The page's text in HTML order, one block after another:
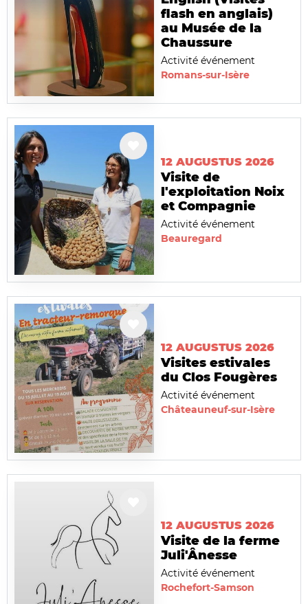
flash en anglais)
au Musée de la
Chaussure
Activité événement
Romans-sur-Isère
12 AUGUSTUS 2026
Visite de
l'exploitation Noix
et Compagnie
Activité événement
Beauregard
12 AUGUSTUS 2026
Visites estivales
du Clos Fougères
Activité événement
Châteauneuf-sur-Isère
12 AUGUSTUS 2026
Visite de la ferme
Juli'Ânesse
Activité événement
Rochefort-Samson